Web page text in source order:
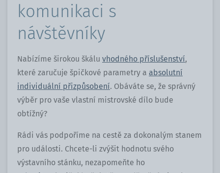
komunikaci s
návštěvníky
Nabízíme širokou škálu vhodného příslušenství,
které zaručuje špičkové parametry a absolutní
individuální přizpůsobení. Obáváte se, že správný
výběr pro vaše vlastní mistrovské dílo bude
obtížný?
Rádi vás podpoříme na cestě za dokonalým stanem
pro události. Chcete-li zvýšit hodnotu svého
výstavního stánku, nezapomeňte ho